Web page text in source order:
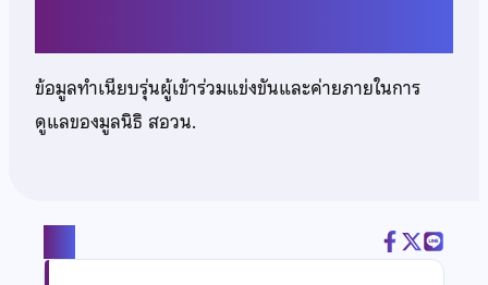
ข้อมูลทำเนียบรุ่นผู้เข้าร่วมแข่งขันและค่ายภายในการ
ดูแลของมูลนิธิ สอวน.